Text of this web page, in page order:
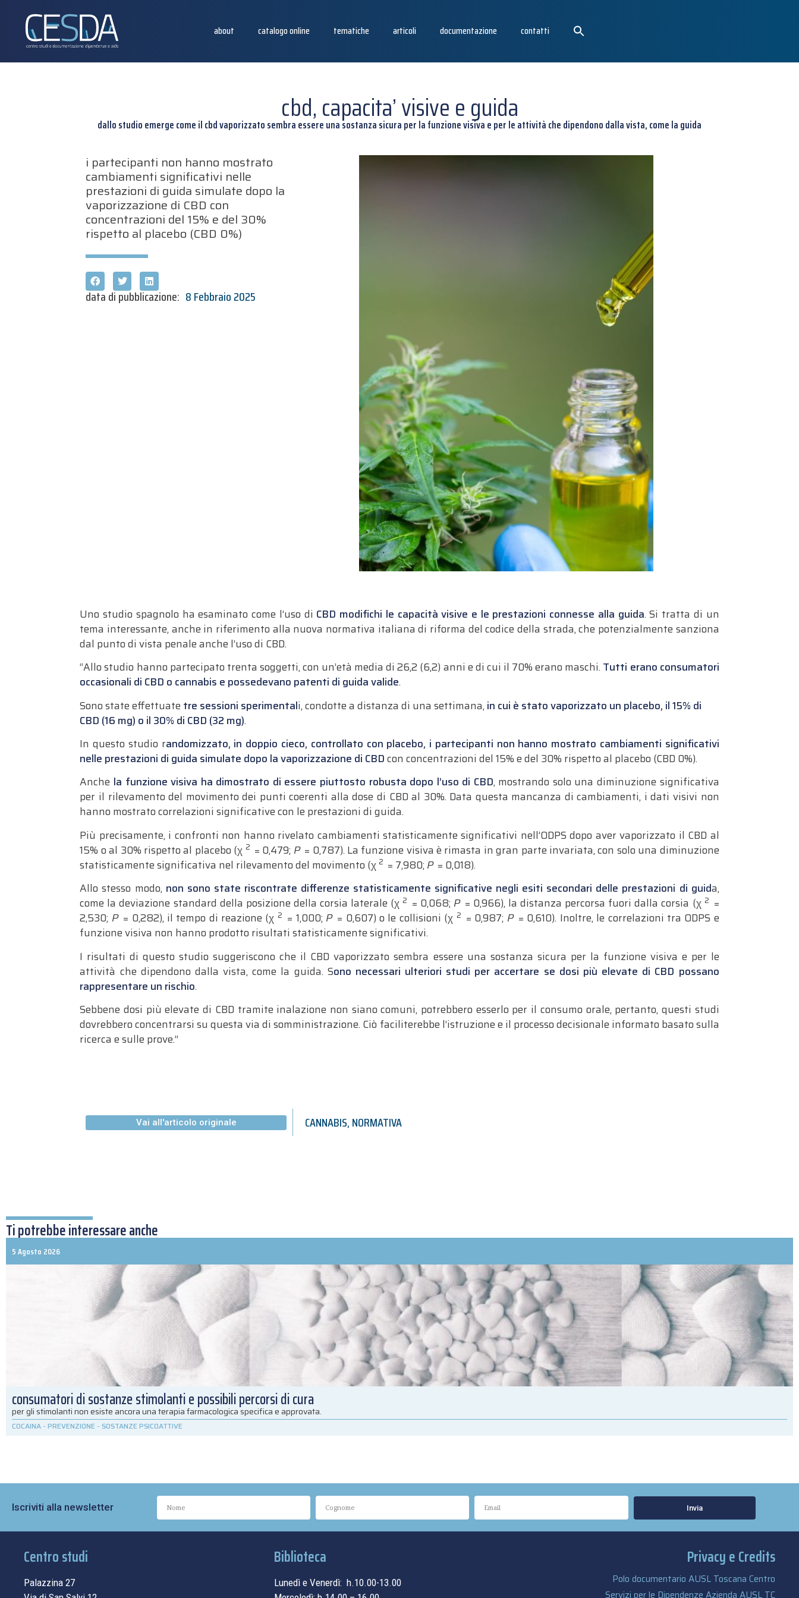
about catalogo online tematiche articoli documentazione contatti
cbd, capacita’ visive e guida
dallo studio emerge come il cbd vaporizzato sembra essere una sostanza sicura per la funzione visiva e per le attività che dipendono dalla vista, come la guida
i partecipanti non hanno mostrato
cambiamenti significativi nelle
prestazioni di guida simulate dopo la
vaporizzazione di CBD con
concentrazioni del 15% e del 30%
rispetto al placebo (CBD 0%)
data di pubblicazione: 8 Febbraio 2025
Uno studio spagnolo ha esaminato come l’uso di CBD modifichi le capacità visive e le prestazioni connesse alla guida. Si tratta di un
tema interessante, anche in riferimento alla nuova normativa italiana di riforma del codice della strada, che potenzialmente sanziona
dal punto di vista penale anche l’uso di CBD.
“Allo studio hanno partecipato trenta soggetti, con un’età media di 26,2 (6,2) anni e di cui il 70% erano maschi. Tutti erano consumatori
occasionali di CBD o cannabis e possedevano patenti di guida valide.
Sono state effettuate tre sessioni sperimentali, condotte a distanza di una settimana, in cui è stato vaporizzato un placebo, il 15% di
CBD (16 mg) o il 30% di CBD (32 mg).
In questo studio randomizzato, in doppio cieco, controllato con placebo, i partecipanti non hanno mostrato cambiamenti significativi
nelle prestazioni di guida simulate dopo la vaporizzazione di CBDcon concentrazioni del 15% e del 30% rispetto al placebo (CBD 0%).
Anche la funzione visiva ha dimostrato di essere piuttosto robusta dopo l’uso di CBD, mostrando solo una diminuzione significativa
per il rilevamento del movimento dei punti coerenti alla dose di CBD al 30%. Data questa mancanza di cambiamenti, i dati visivi non
hanno mostrato correlazioni significative con le prestazioni di guida.
Più precisamente, i confronti non hanno rivelato cambiamenti statisticamente significativi nell’ODPS dopo aver vaporizzato il CBD al
15% o al 30% rispetto al placebo (χ 2 = 0,479; P= 0,787). La funzione visiva è rimasta in gran parte invariata, con solo una diminuzione
statisticamente significativa nel rilevamento del movimento (χ 2 = 7,980; P= 0,018).
Allo stesso modo, non sono state riscontrate differenze statisticamente significative negli esiti secondari delle prestazioni di guida,
come la deviazione standard della posizione della corsia laterale (χ 2 = 0,068; P= 0,966), la distanza percorsa fuori dalla corsia (χ 2 =
2,530; P= 0,282), il tempo di reazione (χ 2 = 1,000; P= 0,607) o le collisioni (χ 2 = 0,987; P= 0,610). Inoltre, le correlazioni tra ODPS e
funzione visiva non hanno prodotto risultati statisticamente significativi.
I risultati di questo studio suggeriscono che il CBD vaporizzato sembra essere una sostanza sicura per la funzione visiva e per le
attività che dipendono dalla vista, come la guida. Sono necessari ulteriori studi per accertare se dosi più elevate di CBD possano
rappresentare un rischio.
Sebbene dosi più elevate di CBD tramite inalazione non siano comuni, potrebbero esserlo per il consumo orale, pertanto, questi studi
dovrebbero concentrarsi su questa via di somministrazione. Ciò faciliterebbe l’istruzione e il processo decisionale informato basato sulla
ricerca e sulle prove.”
Vai all'articolo originale CANNABIS,NORMATIVA
Ti potrebbe interessare anche
5 Agosto 2026
consumatori di sostanze stimolanti e possibili percorsi di cura
per gli stimolanti non esiste ancora una terapia farmacologica specifica e approvata.
COCAINA - PREVENZIONE - SOSTANZE PSICOATTIVE
Iscriviti alla newsletter Invia
Centro studi
Palazzina 27
Biblioteca
Lunedì e Venerdì: h.10.00-13.00
Privacy e Credits
Polo documentario AUSL Toscana Centro
Servizi per le Dipendenze Azienda AUSL TC